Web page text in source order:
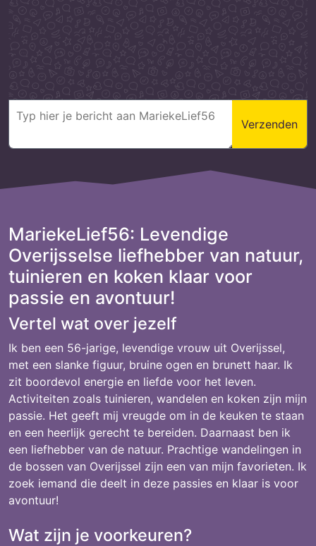
Verzenden
MariekeLief56: Levendige
Overijsselse liefhebber van natuur,
tuinieren en koken klaar voor
passie en avontuur!
Vertel wat over jezelf
Ik ben een 56-jarige, levendige vrouw uit Overijssel,
met een slanke figuur, bruine ogen en brunett haar. Ik
zit boordevol energie en liefde voor het leven.
Activiteiten zoals tuinieren, wandelen en koken zijn mijn
passie. Het geeft mij vreugde om in de keuken te staan
en een heerlijk gerecht te bereiden. Daarnaast ben ik
een liefhebber van de natuur. Prachtige wandelingen in
de bossen van Overijssel zijn een van mijn favorieten. Ik
zoek iemand die deelt in deze passies en klaar is voor
avontuur!
Wat zijn je voorkeuren?